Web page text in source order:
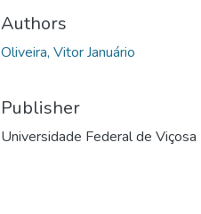
Authors
Oliveira, Vitor Januário
Publisher
Universidade Federal de Viçosa